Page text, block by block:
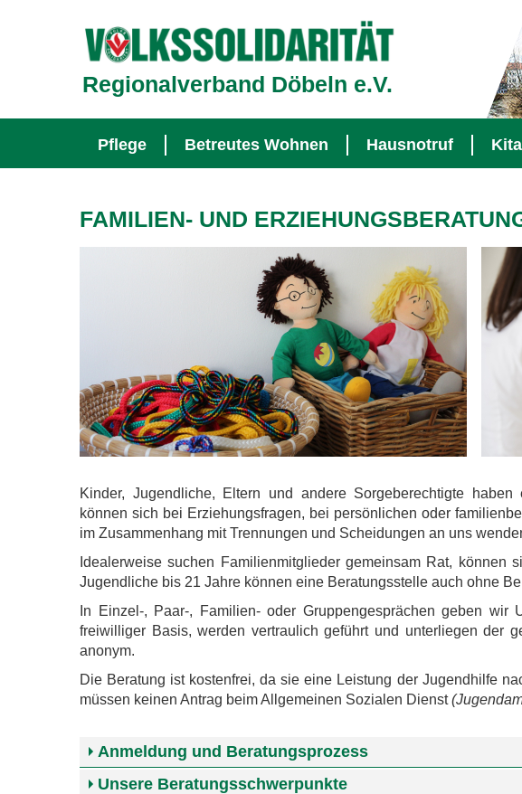
Regionalverband Döbeln e.V.
Pflege Betreutes Wohnen Hausnotruf
FAMILIEN- UND
Kinder, Jugendliche, Eltern und andere Sorgeberechtigte
können sich bei Erziehungsfragen, bei persönlichen oder
im Zusammenhang mit Trennungen und Scheidungen an uns
Idealerweise suchen Familienmitglieder gemeinsam Rat,
Jugendliche bis 21 Jahre können eine Beratungsstelle auch ohne
In Einzel-, Paar-, Familien- oder Gruppengesprächen geben
freiwilliger Basis, werden vertraulich geführt und unterliegen der
anonym.
Die Beratung ist kostenfrei, da sie eine Leistung der Jugendhilfe
müssen keinen Antrag beim Allgemeinen Sozialen Dienst
Anmeldung und Beratungsprozess
Unsere Beratungsschwerpunkte